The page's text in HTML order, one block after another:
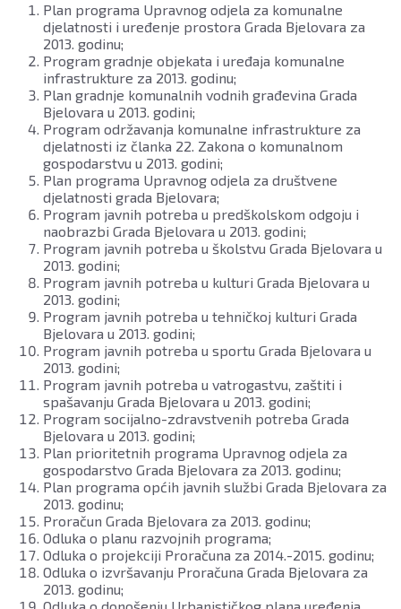
Plan programa Upravnog odjela za komunalne
djelatnosti i uređenje prostora Grada Bjelovara za
2013. godinu;
Program gradnje objekata i uređaja komunalne
infrastrukture za 2013. godinu;
Plan gradnje komunalnih vodnih građevina Grada
Bjelovara u 2013. godini;
Program održavanja komunalne infrastrukture za
djelatnosti iz članka 22. Zakona o komunalnom
gospodarstvu u 2013. godini;
Plan programa Upravnog odjela za društvene
djelatnosti grada Bjelovara;
Program javnih potreba u predškolskom odgoju i
naobrazbi Grada Bjelovara u 2013. godini;
Program javnih potreba u školstvu Grada Bjelovara u
2013. godini;
Program javnih potreba u kulturi Grada Bjelovara u
2013. godini;
Program javnih potreba u tehničkoj kulturi Grada
Bjelovara u 2013. godini;
Program javnih potreba u sportu Grada Bjelovara u
2013. godini;
Program javnih potreba u vatrogastvu, zaštiti i
spašavanju Grada Bjelovara u 2013. godini;
Program socijalno-zdravstvenih potreba Grada
Bjelovara u 2013. godini;
Plan prioritetnih programa Upravnog odjela za
gospodarstvo Grada Bjelovara za 2013. godinu;
Plan programa općih javnih službi Grada Bjelovara za
2013. godinu;
Proračun Grada Bjelovara za 2013. godinu;
Odluka o planu razvojnih programa;
Odluka o projekciji Proračuna za 2014.-2015. godinu;
Odluka o izvršavanju Proračuna Grada Bjelovara za
2013. godinu;